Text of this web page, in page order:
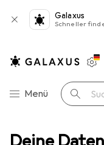
Galaxus
Schneller
Navigation nach
Menü Suche
XT